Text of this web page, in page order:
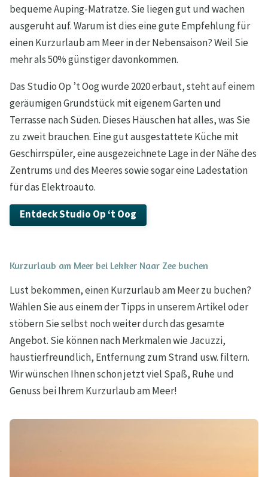
bequeme Auping-Matratze. Sie liegen gut und wachen
ausgeruht auf. Warum ist dies eine gute Empfehlung für
einen Kurzurlaub am Meer in der Nebensaison? Weil Sie
mehr als 50% günstiger davonkommen.
Das Studio Op ’t Oog wurde 2020 erbaut, steht auf einem
geräumigen Grundstück mit eigenem Garten und
Terrasse nach Süden. Dieses Häuschen hat alles, was Sie
zu zweit brauchen. Eine gut ausgestattete Küche mit
Geschirrspüler, eine ausgezeichnete Lage in der Nähe des
Zentrums und des Meeres sowie sogar eine Ladestation
für das Elektroauto.
Entdeck Studio Op ‘t Oog
Kurzurlaub am Meer bei Lekker Naar Zee buchen
Lust bekommen, einen Kurzurlaub am Meer zu buchen?
Wählen Sie aus einem der Tipps in unserem Artikel oder
stöbern Sie selbst noch weiter durch das gesamte
Angebot. Sie können nach Merkmalen wie Jacuzzi,
haustierfreundlich, Entfernung zum Strand usw. filtern.
Wir wünschen Ihnen schon jetzt viel Spaß, Ruhe und
Genuss bei Ihrem Kurzurlaub am Meer!